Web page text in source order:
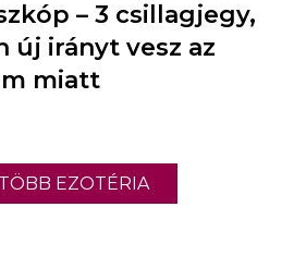
– 3 csillagjegy,
új irányt vesz az
miatt
EZOTÉRIA